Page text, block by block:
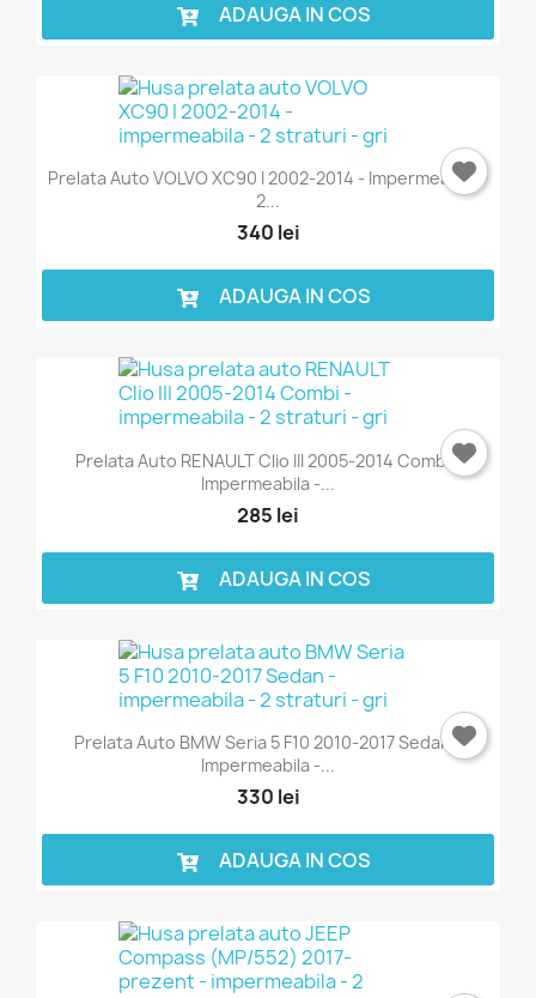
ADAUGA IN COS
Prelata Auto VOLVO XC90 I 2002-2014 - Impermeabila -
2...
340 lei
ADAUGA IN COS
Prelata Auto RENAULT Clio III 2005-2014 Combi -
Impermeabila -...
285 lei
ADAUGA IN COS
Prelata Auto BMW Seria 5 F10 2010-2017 Sedan -
Impermeabila -...
330 lei
ADAUGA IN COS